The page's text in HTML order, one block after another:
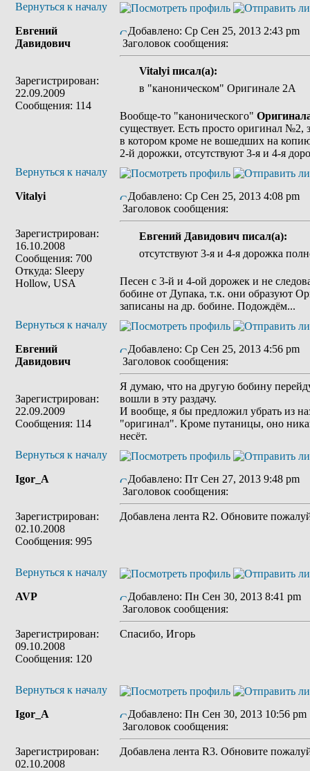
Вернуться к началу
Евгений
Давидович
Зарегистрирован:
22.09.2009
Сообщения: 114
Добавлено: Ср Сен 25, 2013 2:43 pm
Заголовок сообщения:
Vitalyi писал(а):
в "каноническом" Оригинале 2А
Вообще-то "канонического"
существует. Есть просто оригинал
в котором кроме не вошедших на
2-й дорожки, отсутствуют 3-я и 4-я
Вернуться к началу
Vitalyi
Зарегистрирован:
16.10.2008
Сообщения: 700
Откуда: Sleepy
Hollow, USA
Добавлено: Ср Сен 25, 2013 4:08 pm
Заголовок сообщения:
Евгений Давидович писал(а):
отсутствуют 3-я и 4-я дорожка
Песен с 3-й и 4-ой дорожек и не
бобине от Дупака, т.к. они образуют
записаны на др. бобине. Подождём...
Вернуться к началу
Евгений
Давидович
Зарегистрирован:
22.09.2009
Сообщения: 114
Добавлено: Ср Сен 25, 2013 4:56 pm
Заголовок сообщения:
Я думаю, что на другую бобину
вошли в эту раздачу.
И вообще, я бы предложил убрать из
"оригинал". Кроме путаницы, оно
несёт.
Вернуться к началу
Igor_A
Зарегистрирован:
02.10.2008
Сообщения: 995
Добавлено: Пт Сен 27, 2013 9:48 pm
Заголовок сообщения:
Добавлена лента R2. Обновите
Вернуться к началу
AVP
Зарегистрирован:
09.10.2008
Сообщения: 120
Добавлено: Пн Сен 30, 2013 8:41 pm
Заголовок сообщения:
Спасибо, Игорь
Вернуться к началу
Igor_A
Зарегистрирован:
02.10.2008
Добавлено: Пн Сен 30, 2013 10:56 pm
Заголовок сообщения:
Добавлена лента R3. Обновите